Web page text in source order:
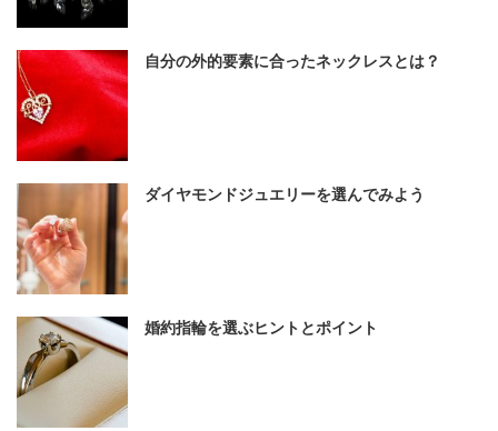
自分の外的要素に合ったネックレスとは？
ダイヤモンドジュエリーを選んでみよう
婚約指輪を選ぶヒントとポイント